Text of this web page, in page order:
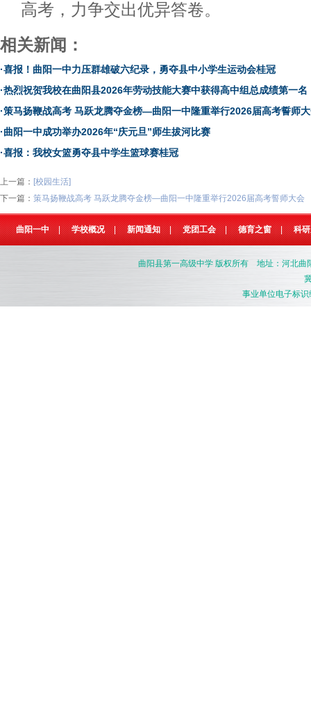
高考，力争交出优异答卷。
相关新闻：
·喜报！曲阳一中力压群雄破六纪录，勇夺县中小学生运动会桂冠
·热烈祝贺我校在曲阳县2026年劳动技能大赛中获得高中组总成绩第一名
·策马扬鞭战高考 马跃龙腾夺金榜—曲阳一中隆重举行2026届高考誓师
·曲阳一中成功举办2026年“庆元旦”师生拔河比赛
·喜报：我校女篮勇夺县中学生篮球赛桂冠
上一篇： [校园生活]
下一篇： 策马扬鞭战高考 马跃龙腾夺金榜—曲阳一中隆重举行2026届高考誓师大会
曲阳一中 | 学校概况 | 新闻通知 | 党团工会 | 德育之窗 | 科
曲阳县第一高级中学 版权所有 地址：河北曲
事业单位电子标识